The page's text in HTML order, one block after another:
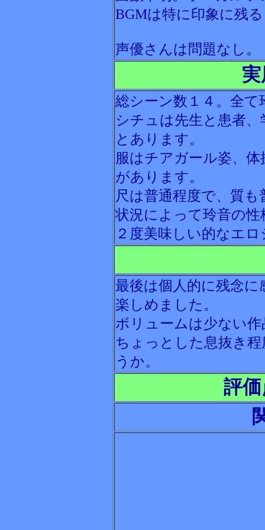
BGMは特に印象に残
声優さんは問題なし。
総シーン数１４。全て
シチュは先生と患者
とあります。
服はチアガール姿、
があります。
尺は普通程度で、質
状況によって玲音の
２度美味しい的なエ
最後は個人的に残念
楽しめました。
ボリュームは少ない
ちょっとした息抜き
うか。
評